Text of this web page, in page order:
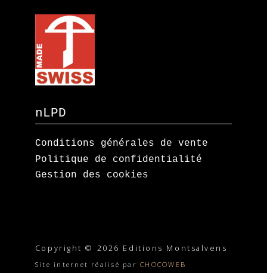
nLPD
Conditions générales de vente
Politique de confidentialité
Gestion des cookies
Copyright © 2026 Editions Montsalvens
Site internet réalisé parCHOCOWEB